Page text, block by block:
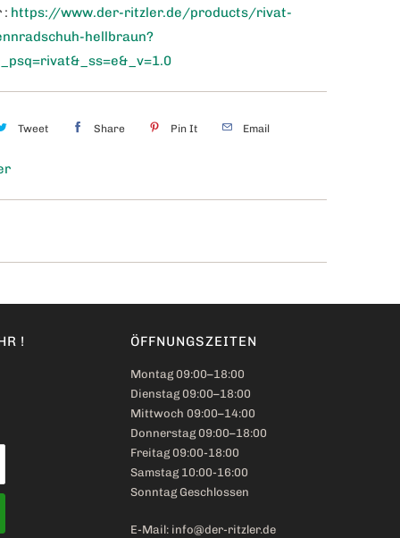
: https://www.der-ritzler.de/products/rivat-
hellbraun?
Tweet Share Pin It Email
! ÖFFNUNGSZEITEN
Montag 09:00–18:00
Dienstag 09:00–18:00
Mittwoch 09:00–14:00
Donnerstag 09:00–18:00
Freitag 09:00-18:00
Samstag 10:00-16:00
Sonntag Geschlossen
E-Mail: info@der-ritzler.de